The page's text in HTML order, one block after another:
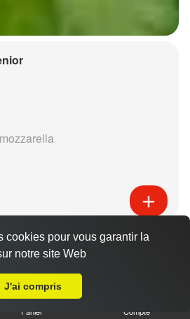
jambon,
Panier Compte
cookies pour vous garantir la
notre site Web
J'ai compris